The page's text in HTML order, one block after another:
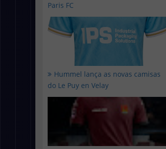
Paris FC
Hummel lança as novas camisas
do Le Puy en Velay